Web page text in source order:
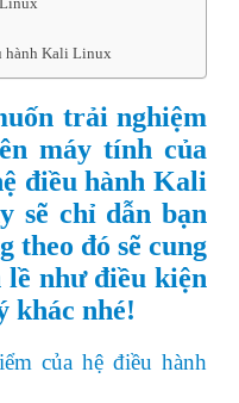
hành Kali Linux
trải nghiệm
máy tính của
điều hành Kali
sẽ chỉ dẫn bạn
theo đó sẽ cung
lề như điều kiện
khác nhé!
của hệ điều hành